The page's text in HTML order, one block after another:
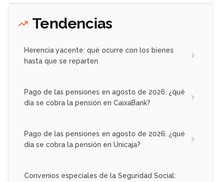
Tendencias
Herencia yacente: qué ocurre con los bienes
hasta que se reparten
Pago de las pensiones en agosto de 2026: ¿qué
día se cobra la pensión en CaixaBank?
Pago de las pensiones en agosto de 2026: ¿qué
día se cobra la pensión en Unicaja?
Convenios especiales de la Seguridad Social: